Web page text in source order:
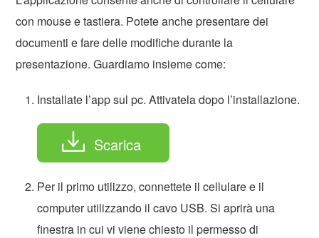
con mouse e tastiera. Potete anche presentare dei
documenti e fare delle modifiche durante la
presentazione. Guardiamo insieme come:
Installate l’app sul pc. Attivatela dopo l’installazione.
Scarica
Per il primo utilizzo, connettete il cellulare e il
computer utilizzando il cavo USB. Si aprirà una
finestra in cui vi viene chiesto il permesso di